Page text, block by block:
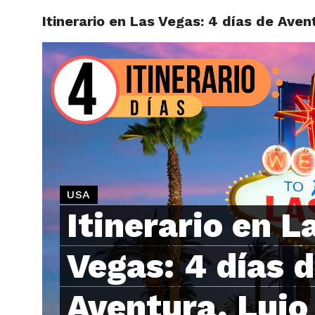
Itinerario en Las Vegas: 4 días de
USA
Itinerario en
Vegas: 4 días